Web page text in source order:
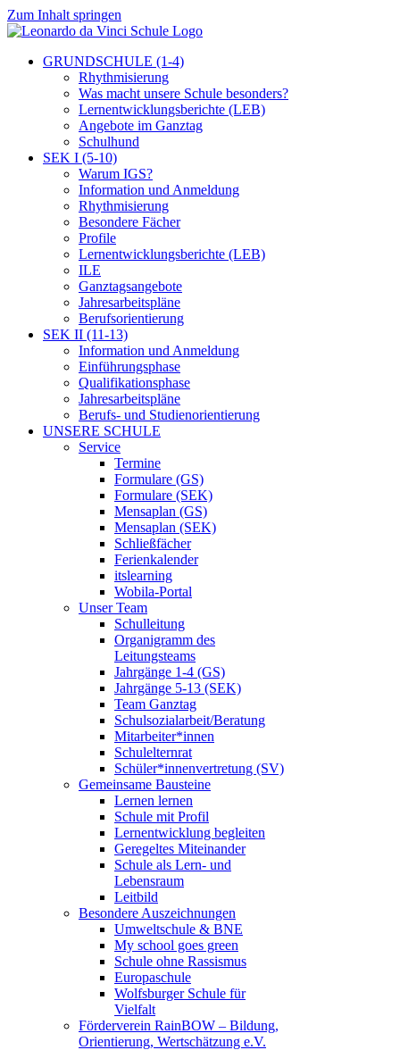
Zum Inhalt springen
GRUNDSCHULE (1-4)
Rhythmisierung
Was macht unsere Schule besonders?
Lernentwicklungsberichte (LEB)
Angebote im Ganztag
Schulhund
SEK I (5-10)
Warum IGS?
Information und Anmeldung
Rhythmisierung
Besondere Fächer
Profile
Lernentwicklungsberichte (LEB)
ILE
Ganztagsangebote
Jahresarbeitspläne
Berufsorientierung
SEK II (11-13)
Information und Anmeldung
Einführungsphase
Qualifikationsphase
Jahresarbeitspläne
Berufs- und Studienorientierung
UNSERE SCHULE
Service
Termine
Formulare (GS)
Formulare (SEK)
Mensaplan (GS)
Mensaplan (SEK)
Schließfächer
Ferienkalender
itslearning
Wobila-Portal
Unser Team
Schulleitung
Organigramm des
Leitungsteams
Jahrgänge 1-4 (GS)
Jahrgänge 5-13 (SEK)
Team Ganztag
Schulsozialarbeit/Beratung
Mitarbeiter*innen
Schulelternrat
Schüler*innenvertretung (SV)
Gemeinsame Bausteine
Lernen lernen
Schule mit Profil
Lernentwicklung begleiten
Geregeltes Miteinander
Schule als Lern- und
Lebensraum
Leitbild
Besondere Auszeichnungen
Umweltschule & BNE
My school goes green
Schule ohne Rassismus
Europaschule
Wolfsburger Schule für
Vielfalt
Förderverein RainBOW – Bildung,
Orientierung, Wertschätzung e.V.